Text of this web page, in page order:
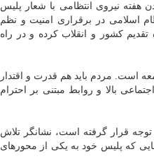
نیروی انتظامی با شعار پلیس
اسلامی در برقراری امنیت و نظم
کشور و انقلاب کرده و در راه
است. مردم باید هم قدرت و اقتدار
بالا و روابط مبتنی بر احترام
قرار گرفته است، نشانگر تلاش
که پلیس خود به یکی از محورهای